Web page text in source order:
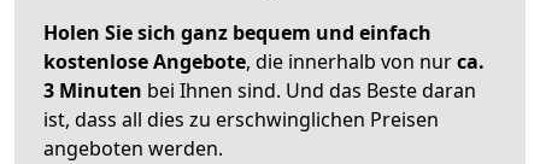
Holen Sie sich ganz bequem und einfach
kostenlose Angebote, die innerhalb von nurca.
3 Minuten bei Ihnen sind. Und das Beste daran
ist, dass all dies zu erschwinglichen Preisen
angeboten werden.